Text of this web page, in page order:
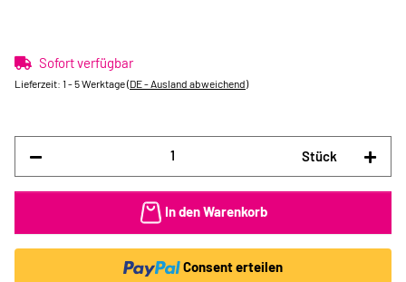
Sofort verfügbar
Lieferzeit: 1 - 5 Werktage(DE - Ausland abweichend)
Stück
In den Warenkorb
Consent erteilen